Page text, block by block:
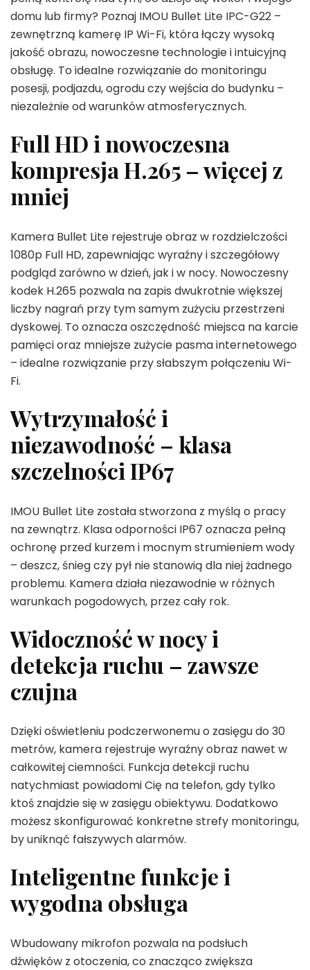
domu lub firmy? Poznaj IMOU Bullet Lite IPC-G22 –
zewnętrzną kamerę IP Wi-Fi, która łączy wysoką
jakość obrazu, nowoczesne technologie i intuicyjną
obsługę. To idealne rozwiązanie do monitoringu
posesji, podjazdu, ogrodu czy wejścia do budynku –
niezależnie od warunków atmosferycznych.
Full HD i nowoczesna
kompresja H.265 – więcej z
mniej
Kamera Bullet Lite rejestruje obraz w rozdzielczości
1080p Full HD, zapewniając wyraźny i szczegółowy
podgląd zarówno w dzień, jak i w nocy. Nowoczesny
kodek H.265 pozwala na zapis dwukrotnie większej
liczby nagrań przy tym samym zużyciu przestrzeni
dyskowej. To oznacza oszczędność miejsca na karcie
pamięci oraz mniejsze zużycie pasma internetowego
– idealne rozwiązanie przy słabszym połączeniu Wi-
Fi.
Wytrzymałość i
niezawodność – klasa
szczelności IP67
IMOU Bullet Lite została stworzona z myślą o pracy
na zewnątrz. Klasa odporności IP67 oznacza pełną
ochronę przed kurzem i mocnym strumieniem wody
– deszcz, śnieg czy pył nie stanowią dla niej żadnego
problemu. Kamera działa niezawodnie w różnych
warunkach pogodowych, przez cały rok.
Widoczność w nocy i
detekcja ruchu – zawsze
czujna
Dzięki oświetleniu podczerwonemu o zasięgu do 30
metrów, kamera rejestruje wyraźny obraz nawet w
całkowitej ciemności. Funkcja detekcji ruchu
natychmiast powiadomi Cię na telefon, gdy tylko
ktoś znajdzie się w zasięgu obiektywu. Dodatkowo
możesz skonfigurować konkretne strefy monitoringu,
by uniknąć fałszywych alarmów.
Inteligentne funkcje i
wygodna obsługa
Wbudowany mikrofon pozwala na podsłuch
dźwięków z otoczenia, co znacząco zwiększa